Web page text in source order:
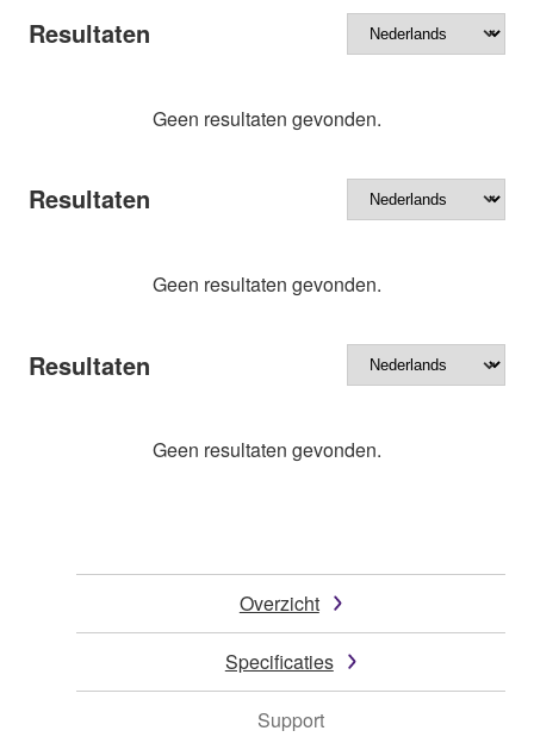
Resultaten
Geen resultaten gevonden.
Resultaten
Geen resultaten gevonden.
Resultaten
Geen resultaten gevonden.
Overzicht
Specificaties
Support